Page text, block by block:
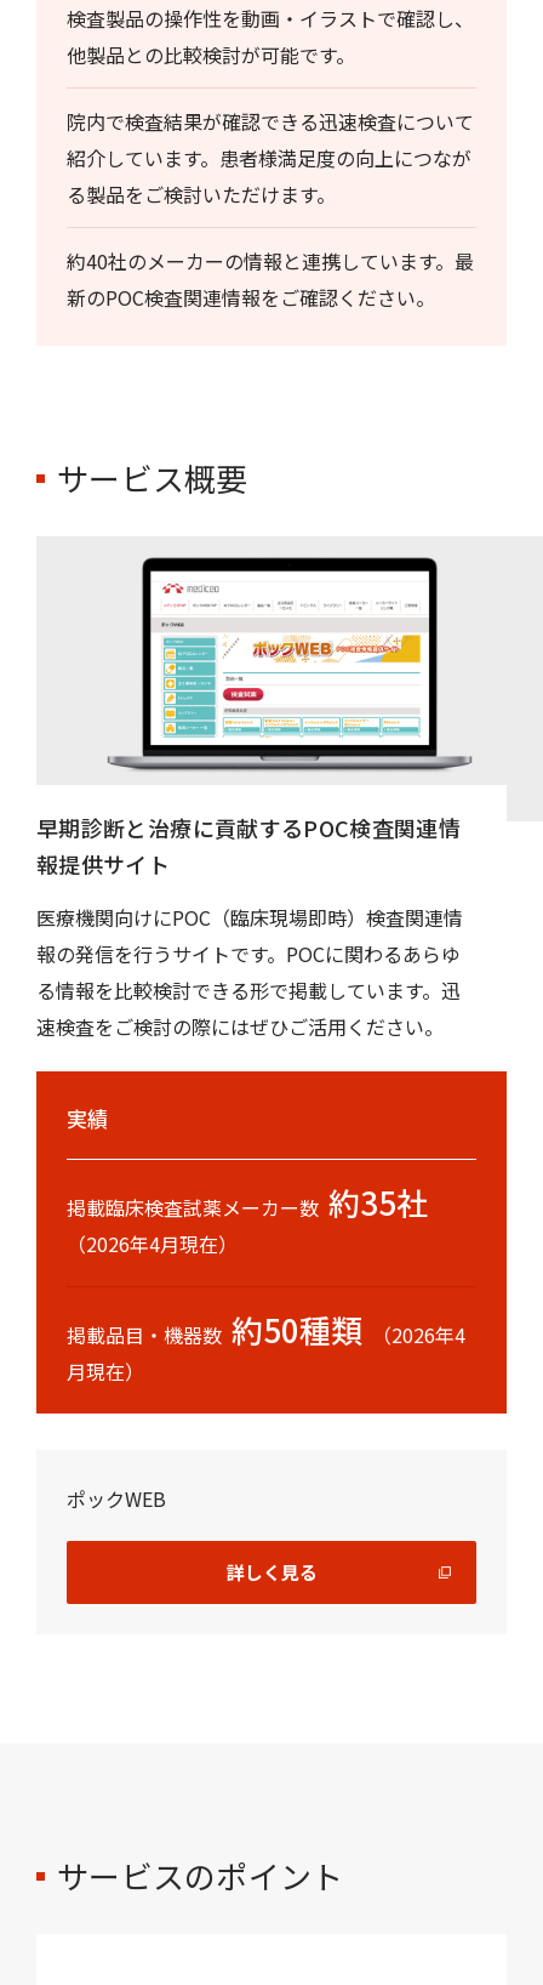
検査製品の操作性を動画・イラストで確認し、
他製品との比較検討が可能です。
院内で検査結果が確認できる迅速検査について
紹介しています。患者様満足度の向上につなが
る製品をご検討いただけます。
約40社のメーカーの情報と連携しています。最
新のPOC検査関連情報をご確認ください。
サービス概要
早期診断と治療に貢献するPOC検査関連情
報提供サイト
医療機関向けにPOC（臨床現場即時）検査関連情
報の発信を行うサイトです。POCに関わるあらゆ
る情報を比較検討できる形で掲載しています。迅
速検査をご検討の際にはぜひご活用ください。
実績
掲載臨床検査試薬メーカー数 約35社
（2026年4月現在）
掲載品目・機器数 約50種類
（2026年4
月現在）
ポックWEB
詳しく見る
サービスのポイント